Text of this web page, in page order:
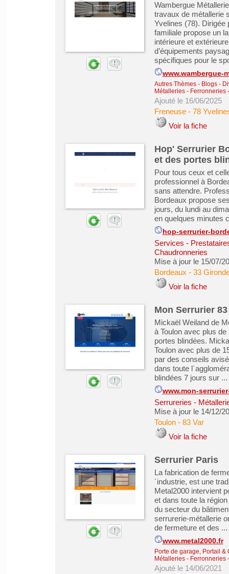
Wambergue
travaux de métallerie
Yvelines (78). Dirigée
familiale propose un
intérieure et
d’équipements
spécifiques pour le
www.wambergue-
Autres Thèmes - Blogs -
Métalleries - Ferronneries
Ajouté le 16/06/2025
Freneuse- 78
Voir la fiche
Hop' Serrurier
et des portes
Pour tous ceux et
professionnel à
sans attendre.
Bordeaux propose
jours, du lundi au
en quelques minutes
hop-serrurier-
Services -
Chaudronneries
Mise à jour le 15/07/
Bordeaux - 33
Voir la fiche
Mon Serrurier
Mickaël Weiland de
à Toulon avec plus de
portes blindées.
Toulon avec plus de
par des conseils
dans toute
blindées 7 jours sur ...
www.mon-
Serrureries -
Mise à jour le 14/12/
Toulon- 83 Var
Voir la fiche
Serrurier Paris
La fabrication de
´industrie, est une
Metal2000 intervient
et dans toute la
du secteur du
serrurerie-métallerie
de fermeture et des ...
www.metal2000.fr
Porte de garage, Portail &
Métalleries - Ferronneries
Ajouté le 14/06/2021